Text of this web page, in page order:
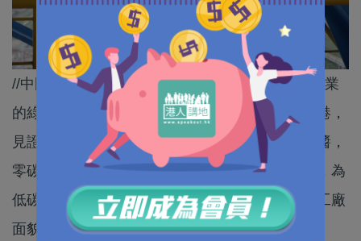
//中國已經成為全球工業生產規模最大的國家，工業
的綠色轉型離不開清潔能源的應用。從湛江到香港，
見證減碳工業走向綠色未來。氫氣冶鐵、地熱製醬，
零碳能源已經被廣泛應用。激光監測、氨氣燃燒，為
低碳工業賦能。創新和環保的力量繼續重塑未來工廠
面貌，邁入更加可持續的大國工業時代。//